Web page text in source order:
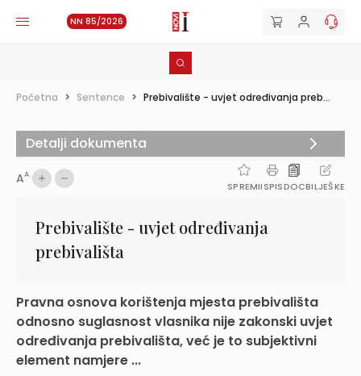
NN 85/2026
Početna > Sentence > Prebivalište - uvjet određivanja preb...
AA
SPREMIISPISDOCBILJEŠKE
Prebivalište - uvjet određivanja
prebivališta
Pravna osnova korištenja mjesta prebivališta
odnosno suglasnost vlasnika nije zakonski uvjet
određivanja prebivališta, već je to subjektivni
element namjere ...
Detalji dokumenta